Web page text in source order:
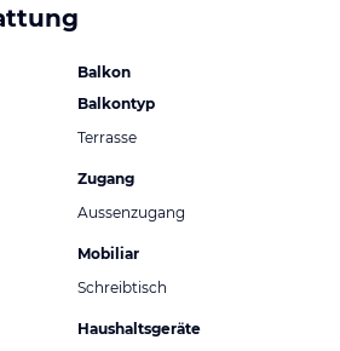
Balkon
Balkontyp
Terrasse
Zugang
Aussenzugang
Mobiliar
Schreibtisch
Haushaltsgeräte